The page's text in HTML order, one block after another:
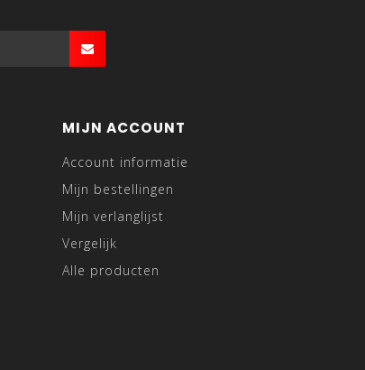
MIJN ACCOUNT
Account informatie
Mijn bestellingen
Mijn verlanglijst
Vergelijk
Alle producten